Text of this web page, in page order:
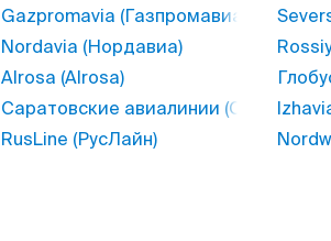
Gazpromavia (Газпромавиа)
Nordavia (Нордавиа)
Alrosa (Alrosa)
Саратовские авиалинии
RusLine (РусЛайн)